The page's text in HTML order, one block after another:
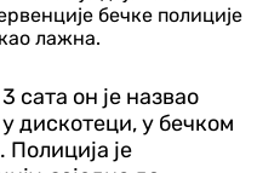
бечке полиције
лажна.
сата он је назвао
дискотеци, у бечком
је